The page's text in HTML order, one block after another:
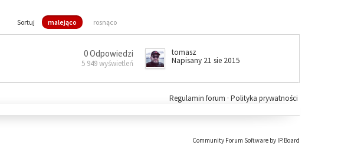
Sortuj malejąco rosnąco
0 Odpowiedzi
5 949 wyświetleń
tomasz
Napisany 21 sie 2015
Polityka prywatności
Regulamin forum ·
Community Forum Software by IP.Board